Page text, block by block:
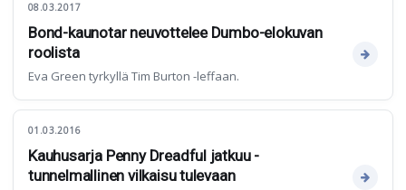
08.03.2017
Bond-kaunotar neuvottelee Dumbo-elokuvan
roolista
Eva Green tyrkyllä Tim Burton -leffaan.
01.03.2016
Kauhusarja Penny Dreadful jatkuu -
tunnelmallinen vilkaisu tulevaan